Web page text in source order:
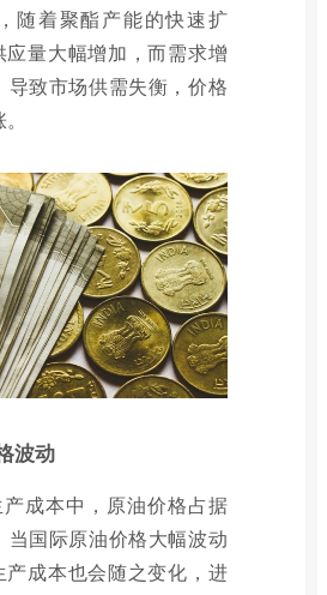
随着聚酯产能的快速扩
应量大幅增加，而需求增
导致市场供需失衡，价格
波动
成本中，原油价格占据
当国际原油价格大幅波动
产成本也会随之变化，进